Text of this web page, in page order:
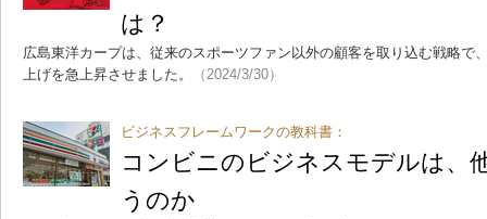
は？
広島東洋カープは、従来のスポーツファン以外の顧客を取り込む戦略で
上げを急上昇させました。
（2024/3/30）
ビジネスフレームワークの教科書：
コンビニのビジネスモデルは、
うのか